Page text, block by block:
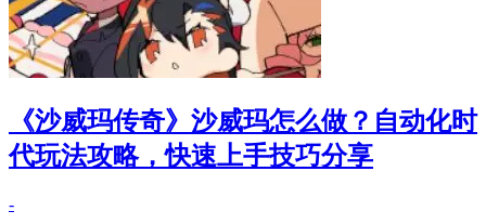
《沙威玛传奇》沙威玛怎么做？自动化时
代玩法攻略，快速上手技巧分享
-